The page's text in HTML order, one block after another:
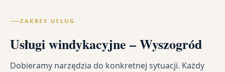
ZAKRES USŁUG
Usługi windykacyjne – Wyszogród
Dobieramy narzędzia do konkretnej sytuacji. Każdy